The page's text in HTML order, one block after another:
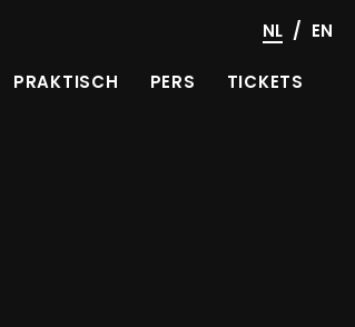
PRAKTISCH PERS TICKETS
NL / EN